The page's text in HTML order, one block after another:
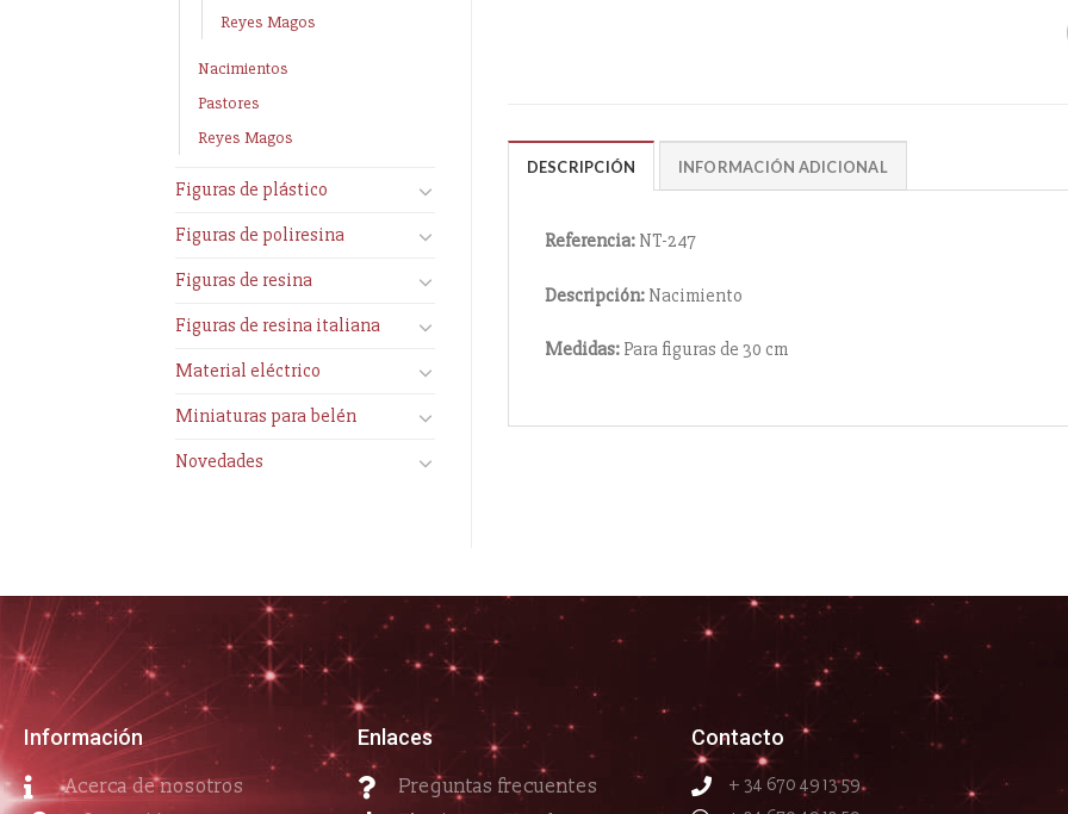
Reyes Magos
Nacimientos
Pastores
Reyes Magos
Figuras de plástico
Figuras de poliresina
Figuras de resina
Figuras de resina italiana
Material eléctrico
Miniaturas para belén
Novedades
DESCRIPCIÓN INFORMACIÓN ADICIONAL
Referencia:NT-247
Descripción:Nacimiento
Medidas:Para figuras de 30 cm
Información
Acerca de nosotros
Enlaces
Preguntas frecuentes
Contacto
+ 34 670 49 13 59